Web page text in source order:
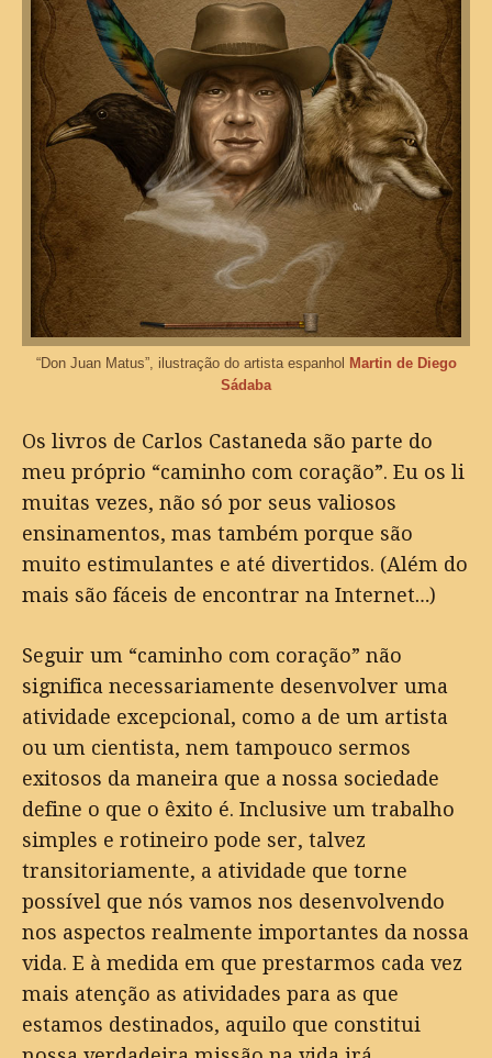
“Don Juan Matus”, ilustração do artista espanhol Martin de Diego
Sádaba
Os livros de Carlos Castaneda são parte do
meu próprio “caminho com coração”. Eu os li
muitas vezes, não só por seus valiosos
ensinamentos, mas também porque são
muito estimulantes e até divertidos. (Além do
mais são fáceis de encontrar na Internet…)
Seguir um “caminho com coração” não
significa necessariamente desenvolver uma
atividade excepcional, como a de um artista
ou um cientista, nem tampouco sermos
exitosos da maneira que a nossa sociedade
define o que o êxito é. Inclusive um trabalho
simples e rotineiro pode ser, talvez
transitoriamente, a atividade que torne
possível que nós vamos nos desenvolvendo
nos aspectos realmente importantes da nossa
vida. E à medida em que prestarmos cada vez
mais atenção as atividades para as que
estamos destinados, aquilo que constitui